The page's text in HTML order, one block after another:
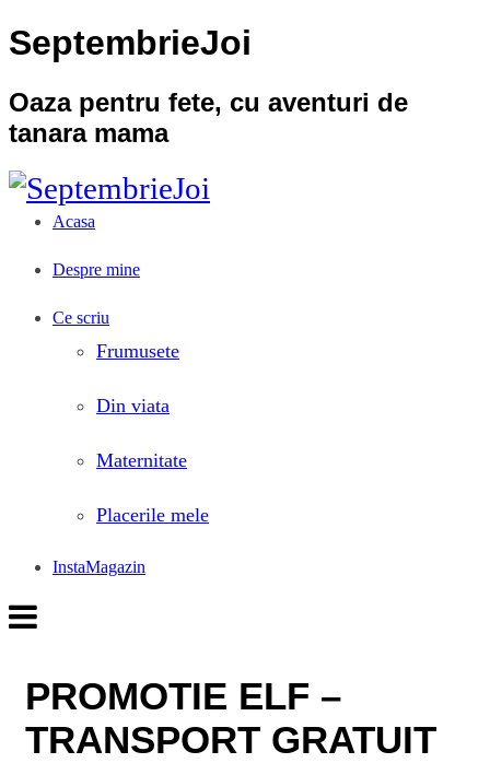
SeptembrieJoi
Oaza pentru fete, cu aventuri de
tanara mama
Acasa
Despre mine
Ce scriu
Frumusete
Din viata
Maternitate
Placerile mele
InstaMagazin
PROMOTIE ELF –
TRANSPORT GRATUIT